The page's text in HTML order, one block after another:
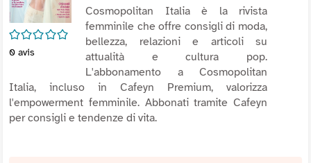
/5
0 avis
Cosmopolitan Italia è la rivista
femminile che offre consigli di moda,
bellezza, relazioni e articoli su
attualità e cultura pop.
L'abbonamento a Cosmopolitan
Italia, incluso in Cafeyn Premium, valorizza
l'empowerment femminile. Abbonati tramite Cafeyn
per consigli e tendenze di vita.